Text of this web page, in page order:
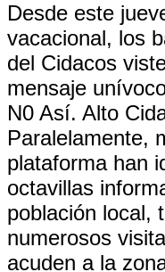
Desde este
vacacional, los
del Cidacos
mensaje
N0 Así. Alto
Paralelamente,
plataforma han
octavillas
población local,
numerosos
acuden a la